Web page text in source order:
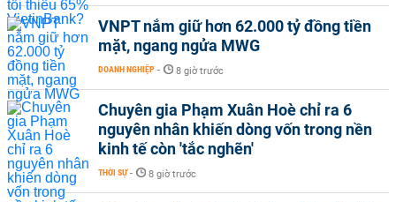
VNPT nắm giữ hơn 62.000 tỷ đồng tiền
mặt, ngang ngửa MWG
DOANH NGHIỆP - 8 giờ trước
Chuyên gia Phạm Xuân Hoè chỉ ra 6
nguyên nhân khiến dòng vốn trong nền
kinh tế còn 'tắc nghẽn'
THỜI SỰ - 8 giờ trước